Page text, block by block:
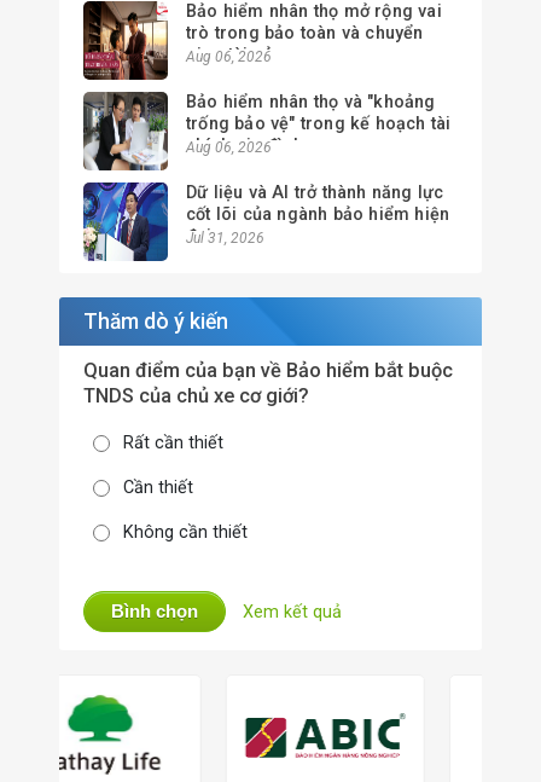
Bảo hiểm nhân thọ mở rộng vai
trò trong bảo toàn và chuyển
giao tài sản
Aug 06, 2026
Bảo hiểm nhân thọ và "khoảng
trống bảo vệ" trong kế hoạch tài
chính gia đình
Aug 06, 2026
Dữ liệu và AI trở thành năng lực
cốt lõi của ngành bảo hiểm hiện
đại
Jul 31, 2026
Thăm dò ý kiến
Quan điểm của bạn về Bảo hiểm bắt buộc
TNDS của chủ xe cơ giới?
Rất cần thiết
Cần thiết
Không cần thiết
Bình chọn Xem kết quả